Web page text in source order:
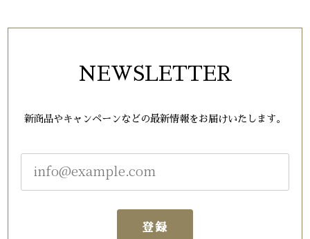
NEWSLETTER
新商品やキャンペーンなどの最新情報をお届けいたします。
登録